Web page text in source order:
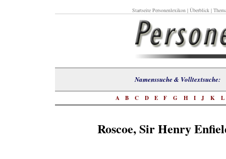
Startseite Personenlexikon| Überblick|
Namenssuche &
A B C D E F G H I J K L
Roscoe, Sir Henry